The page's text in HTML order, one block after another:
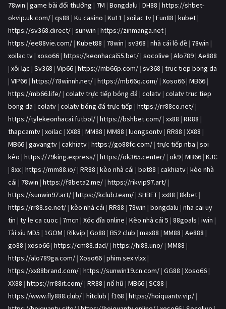
78win | game bài đổi thưởng | 7M | Bongdalu | DH88 | https://shbet-
okvip.uk.com/ | qs88 | Ku casino | Ku11 | xoilac tv | Fun88 | kubet |
https://sv368.direct/ | sunwin | https://zinmanga.net |
https://ee88vie.com/ | Kubet88 | 78win | sv368 | nhà cái lô đề | 78win |
xoilac tv | xoso66 | https://keonhacai55.bet/ | socolive | Alo789 | Ae888
| xôi lạc | Sv368 | Vip66 | https://mb66p.com/ | sv368 | truc tiep bong da
| VIP66 | https://78winnh.net/ | https://mb66q.com/ | Xoso66 | MB66 |
https://mb66.life/ | colatv trực tiếp bóng đá | colatv | colatv truc tiep
bong da | colatv | colatv bóng đá trực tiếp | https://rr88co.net/ |
https://tylekeonhacai.futbol/ | https://bshbet.com/ | xx88 | RR88 |
thapcamtv | xoilac | XX88 | MM88 | MM88 | luongsontv | RR88 | XX88 |
MB66 | gavangtv | cakhiatv | https://go88fc.com/ | trực tiếp nba | soi
kèo | https://79king.express/ | https://ok365.center/ | ok9 | MB66 | KJC
| 8xx | https://mm88.io/ | RR88 | kèo nhà cái | bet88 | cakhiatv | kèo nhà
cái | 78win | https://f8beta2.me/ | https://rikvip97.art/ |
https://sunwin97.art/ | https://kclub.team/ | SHBET | xx88 | 8kbet |
https://rr88.se.net/ | kèo nhà cái | RR88 | 78win | bongdalu | nha cai uy
tin | ty le ca cuoc | 7mcn | Xóc đĩa online | Kèo nhà cái 5 | 88goals | iwin |
Tài xỉu MD5 | 1GOM | Rikvip | Go88 | B52 club | max88 | MM88 | Ae888 |
go88 | xoso66 | https://cm88.dad/ | https://hi88.uno/ | MM88 |
https://alo789ga.com/ | Xoso66 | phim sex vlxx |
https://xx88brand.com/ | https://sunwin19.cn.com/ | GG88 | Xoso66 |
XX88 | https://rr88it.com/ | RR88 | nổ hũ | MB66 | SC88 |
https://www.fly888.club/ | hitclub | f168 | https://hoiquantv.vip/ |